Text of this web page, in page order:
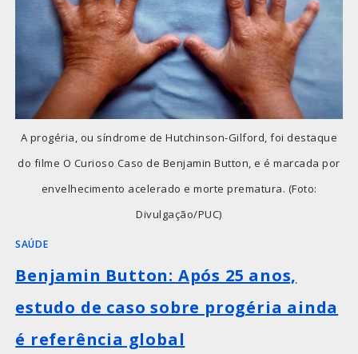
A progéria, ou síndrome de Hutchinson-Gilford, foi destaque
do filme O Curioso Caso de Benjamin Button, e é marcada por
envelhecimento acelerado e morte prematura. (Foto:
Divulgação/PUC)
SAÚDE
Benjamin Button: Após 25 anos,
estudo de caso sobre progéria ainda
é referência global